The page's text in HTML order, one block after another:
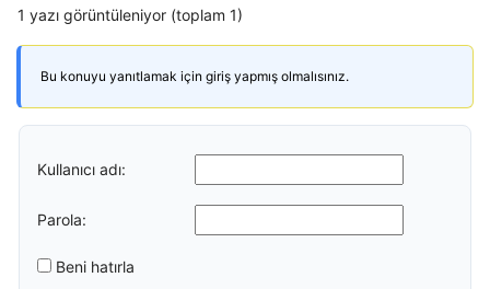
1 yazı görüntüleniyor (toplam 1)
Bu konuyu yanıtlamak için giriş yapmış olmalısınız.
Kullanıcı adı:
Parola:
Beni hatırla